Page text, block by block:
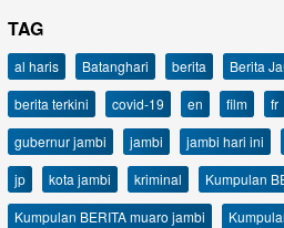
TAG
al haris Batanghari berita Berita
berita terkini
covid-19 en film fr
gubernur jambi
jambi jambi hari ini
jp
kota jambi kriminal
Kumpulan
Kumpulan BERITA muaro jambi